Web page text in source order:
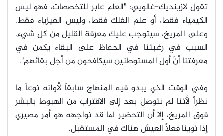
تقول لازينديك-غالويي: "العلم عابر للتخصصات، فهو ليس
الكيمياء فقط، أو علم الفلك فقط، وليس الفيزياء فقط.
وعلى المريخ، سيتوجب عليك معرفة القليل من كل شيء.
السبب في رغبتنا في الحفاظ على البقاء يكمن في
معرفتنا أنّ أول المستوطنين سيكافحون من أجل بقائهم".
وف ي الوقت الذي يبدو فيه المنهاج سابقاً لأوانه نوعاً ما
نظراً لأننا لم نتوصل بعد إلى الاقتراب من الهبوط بالبشر
فوق المريخ، إلا أن التحضير لما قد نواجهه هو أمر مصيري
إذا نوينا فعلاً العيش هناك في المستقبل.